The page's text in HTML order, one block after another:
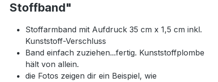
Stoffband"
Stoffarmband mit Aufdruck 35 cm x 1,5 cm inkl.
Kunststoff-Verschluss
Band einfach zuziehen...fertig. Kunststoffplombe
hält von allein.
die Fotos zeigen dir ein Beispiel, wie